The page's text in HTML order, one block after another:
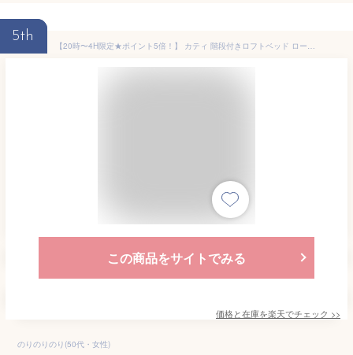
5th
【20時〜4H限定★ポイント5倍！】 カティ 階段付きロフトベッド ロータイプ 耐荷重700kgクリア シングル ショート ベッドフレーム マットレス付き デスク シェルフ 木製 棚付き コンセント すのこ 低ホルムアルデヒド 木製ロフトベッド
この商品をサイトでみる
価格と在庫を楽天でチェック >>
のりのりのり(50代・女性)